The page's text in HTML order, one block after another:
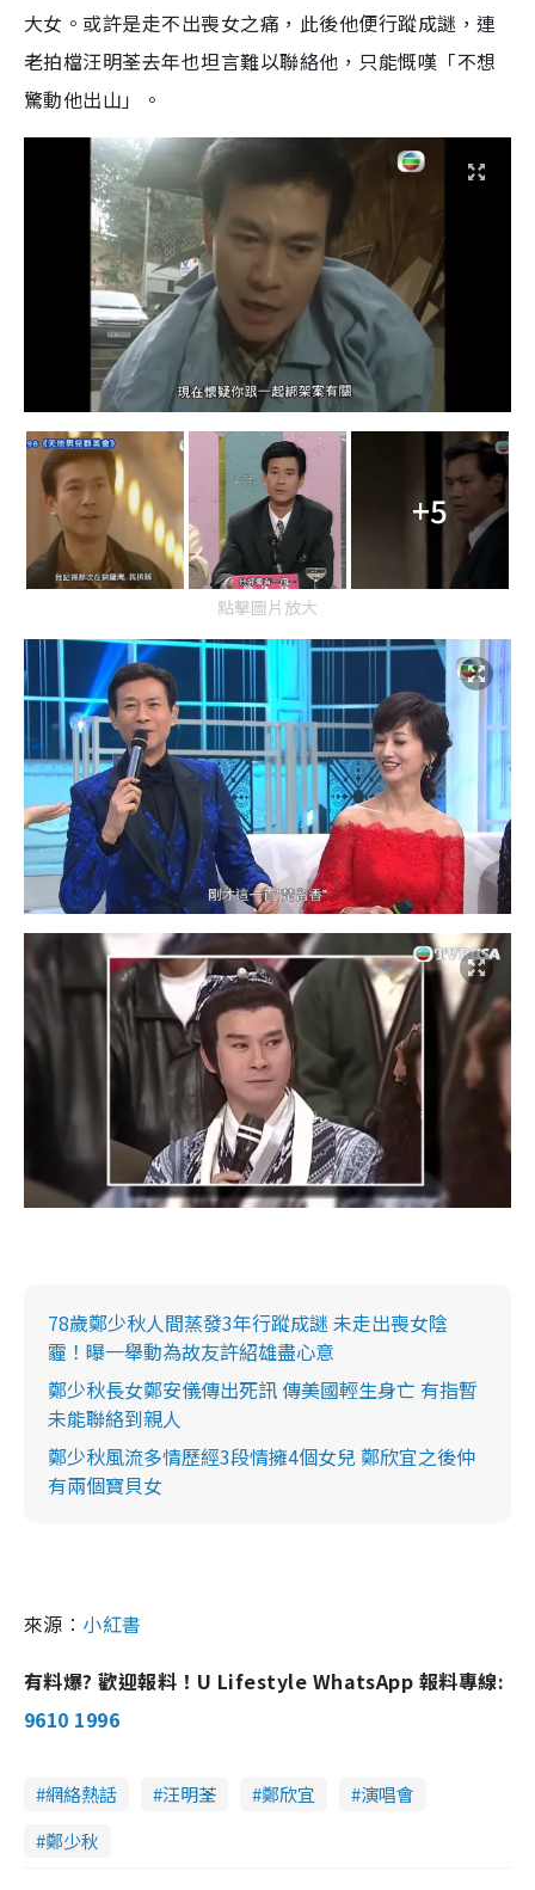
大女。或許是走不出喪女之痛，此後他便行蹤成謎，連
老拍檔汪明荃去年也坦言難以聯絡他，只能慨嘆「不想
驚動他出山」。
+5
點擊圖片放大
78歲鄭少秋人間蒸發3年行蹤成謎 未走出喪女陰
霾！曝一舉動為故友許紹雄盡心意
鄭少秋長女鄭安儀傳出死訊 傳美國輕生身亡 有指暫
未能聯絡到親人
鄭少秋風流多情歷經3段情擁4個女兒 鄭欣宜之後仲
有兩個寶貝女
來源︰ 小紅書
有料爆? 歡迎報料！U Lifestyle WhatsApp 報料專線:
9610 1996
網絡熱話 汪明荃 鄭欣宜
演唱會
鄭少秋